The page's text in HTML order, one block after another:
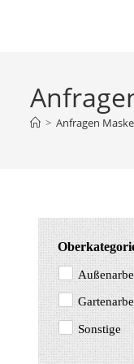
> Anfragen
Sonstige